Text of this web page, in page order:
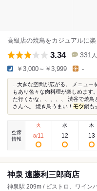
高級店の焼鳥をカジュアルに
3.34 331 人
￥3,000～￥3,999 -
...大きな空間が広がる。 メニュー
もあり色々な肉料理が楽しめます
た行くかな、、、、、 渋谷で焼鳥
さんへ。 焼き鳥うまい！ モツ鍋も
空席
情報
火
8/11
水
12
木
13
神泉 遠藤利三郎商店
神泉駅 209m / ビストロ、ワイン